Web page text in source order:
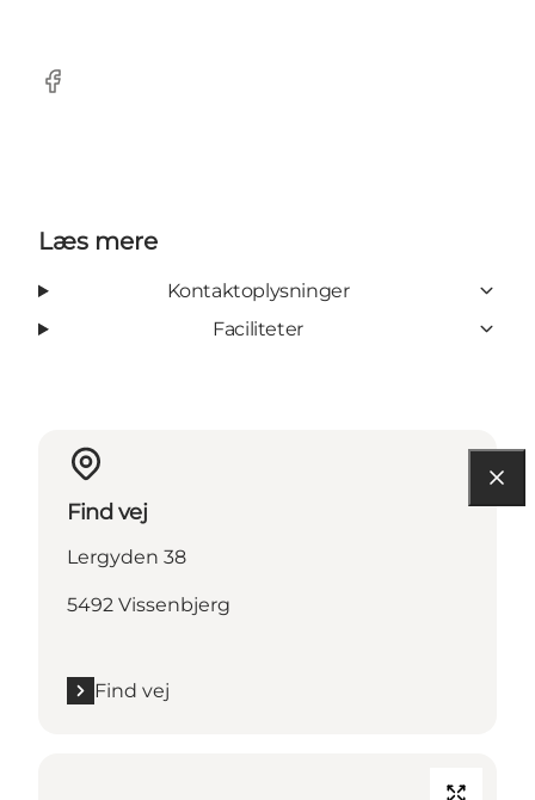
Facebook
Læs mere
Kontaktoplysninger
Faciliteter
Find vej
Lergyden 38
5492 Vissenbjerg
Find vej